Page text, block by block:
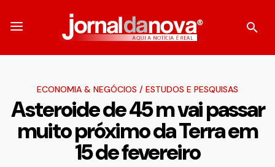
ECONOMIA & NEGÓCIOS / ESTUDOS E PESQUISAS
Asteroide de 45 m vai passar
muito próximo da Terra em
15 de fevereiro